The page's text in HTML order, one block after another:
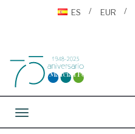
ES
EUR
Toggle navigation